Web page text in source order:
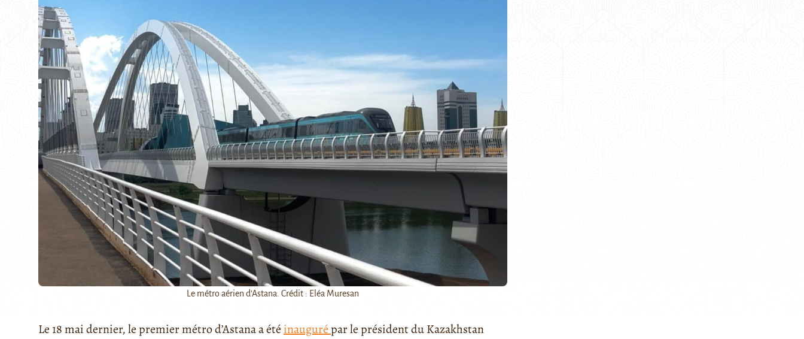
Le métro aérien d'Astana. Crédit : Eléa Muresan
Le 18 mai dernier, le premier métro d’Astana a été inaugurépar le président du Kazakhstan